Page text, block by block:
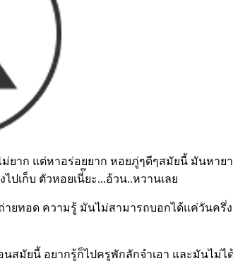
าก แต่หาอร่อยยาก หอยภู่ๆดีๆสมัยนี้ มันหาย
ปเก็บ ตัวหอยเนี่๊ยะ...อ้วน..หวานเลย
ทอด ความรู้ มันไม่สามารถบอกได้แค่วันครึ่
มัยนี้ อยากรู้ก็ไปครูพักลักจำเอา และมันไม่ไ